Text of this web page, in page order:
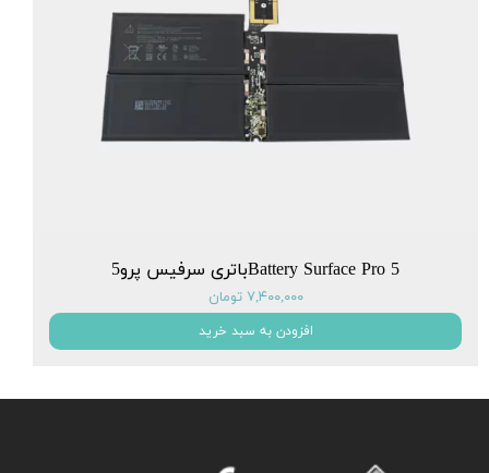
Battery Surface Pro 5باتری سرفیس پرو5
۷,۴۰۰,۰۰۰ تومان
افزودن به سبد خرید